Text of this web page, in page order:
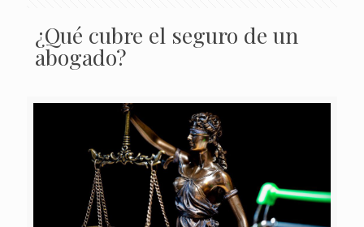
¿Qué cubre el seguro de un
abogado?